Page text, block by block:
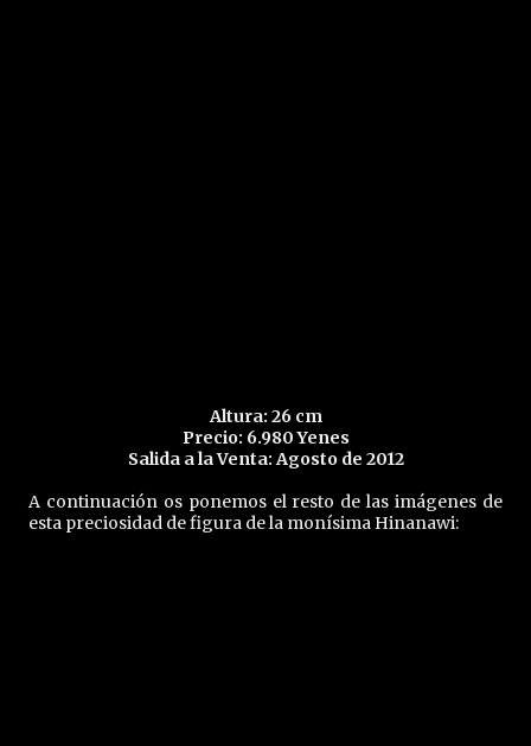
Altura: 26 cm
Precio: 6.980 Yenes
Salida a la Venta: Agosto de 2012
A continuación os ponemos el resto de las imágenes de
esta preciosidad de figura de la monísima Hinanawi: